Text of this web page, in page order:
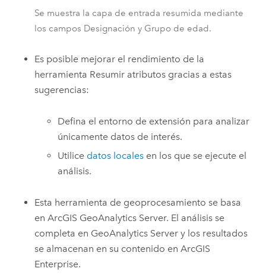
Se muestra la capa de entrada resumida mediante
los campos Designación y Grupo de edad.
Es posible mejorar el rendimiento de la
herramienta Resumir atributos gracias a estas
sugerencias:
Defina el entorno de extensión para analizar
únicamente datos de interés.
Utilice datos locales en los que se ejecute el
análisis.
Esta herramienta de geoprocesamiento se basa
enArcGIS GeoAnalytics Server. El análisis se
completa en GeoAnalytics Server y los resultados
se almacenan en su contenido enArcGIS
Enterprise.